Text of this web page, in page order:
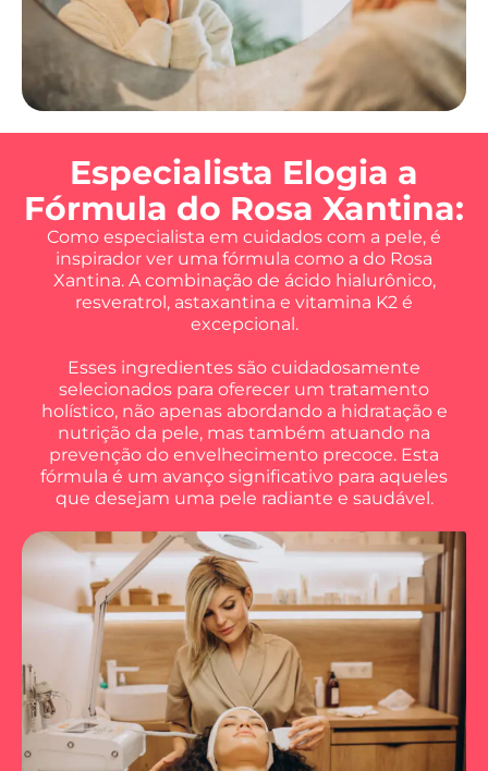
Especialista Elogia a
Fórmula do Rosa Xantina:
Como especialista em cuidados com a pele, é
inspirador ver uma fórmula como a do Rosa
Xantina. A combinação de ácido hialurônico,
resveratrol, astaxantina e vitamina K2 é
excepcional.
Esses ingredientes são cuidadosamente
selecionados para oferecer um tratamento
holístico, não apenas abordando a hidratação e
nutrição da pele, mas também atuando na
prevenção do envelhecimento precoce. Esta
fórmula é um avanço significativo para aqueles
que desejam uma pele radiante e saudável.